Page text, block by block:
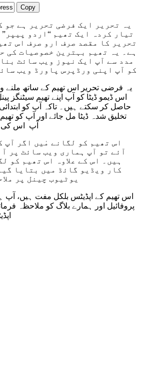
Copy
یہ تحریر ایک فرضی تحریر ہے جو
تیار کردہ ایک تھیم “اردو
تحریر کا مقصد صرف ارو صرف اس
ہے۔ یہ تھیم بہترین خصوصیات کی
مدد سے آپ ایک نیوز ویب سائٹ
کو آپ اپنی ورڈپرس پاورڈ ویب
یہ فرضی تحریر اس تھیم کے ساتھ ملنے
اس ڈیمو ڈیٹا کو آپ اپنے تھیم سیٹنگز
حاصل کر سکتے ہیں۔ تاکہ آپ کو
تخلیق شدہ ڈیٹا مل جائے اور آپ کو
آپ اس کی
اس تھیم کو لگانے مٰیں اگر آپ
آئے تو آپ ہماری ویب سائٹ پر
ہیں۔ اس کے علاوہ اس تھیم کو
کار ویڈیو گائڈ میں بتایا
یوٹیوب چینل پر
اس تھیم کے اپڈیٹس بلکل مفت ہیں، آپ
پروفائیل اور ہمارے بلاگ کو ملاحظہ